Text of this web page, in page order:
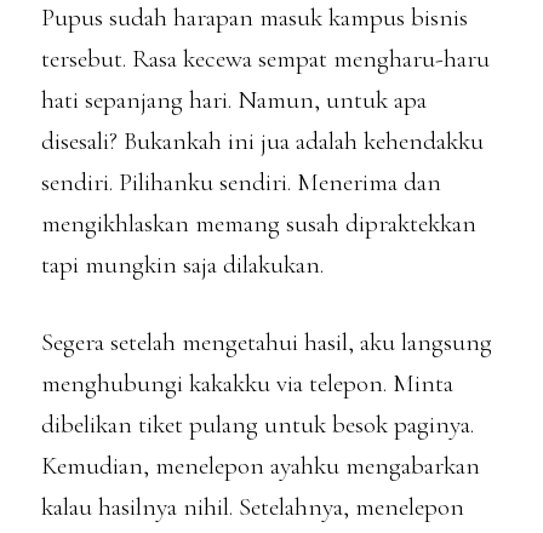
Pupus sudah harapan masuk kampus bisnis
tersebut. Rasa kecewa sempat mengharu-haru
hati sepanjang hari. Namun, untuk apa
disesali? Bukankah ini jua adalah kehendakku
sendiri. Pilihanku sendiri. Menerima dan
mengikhlaskan memang susah dipraktekkan
tapi mungkin saja dilakukan.
Segera setelah mengetahui hasil, aku langsung
menghubungi kakakku via telepon. Minta
dibelikan tiket pulang untuk besok paginya.
Kemudian, menelepon ayahku mengabarkan
kalau hasilnya nihil. Setelahnya, menelepon